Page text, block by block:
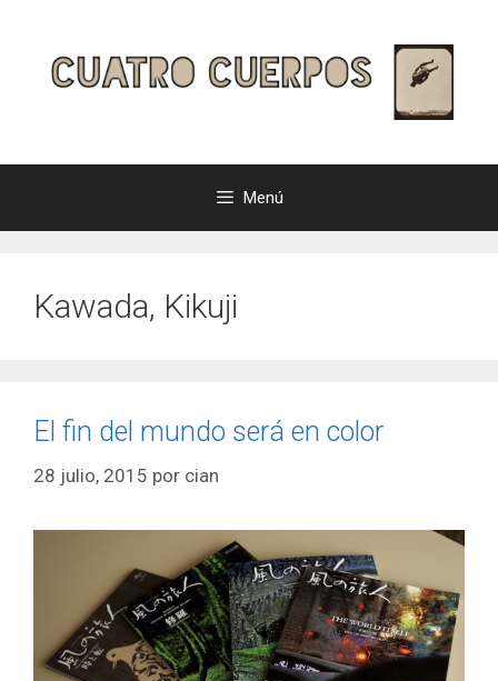
contenido
Menú
Kawada, Kikuji
El fin del mundo será en color
28 julio, 2015 por cian